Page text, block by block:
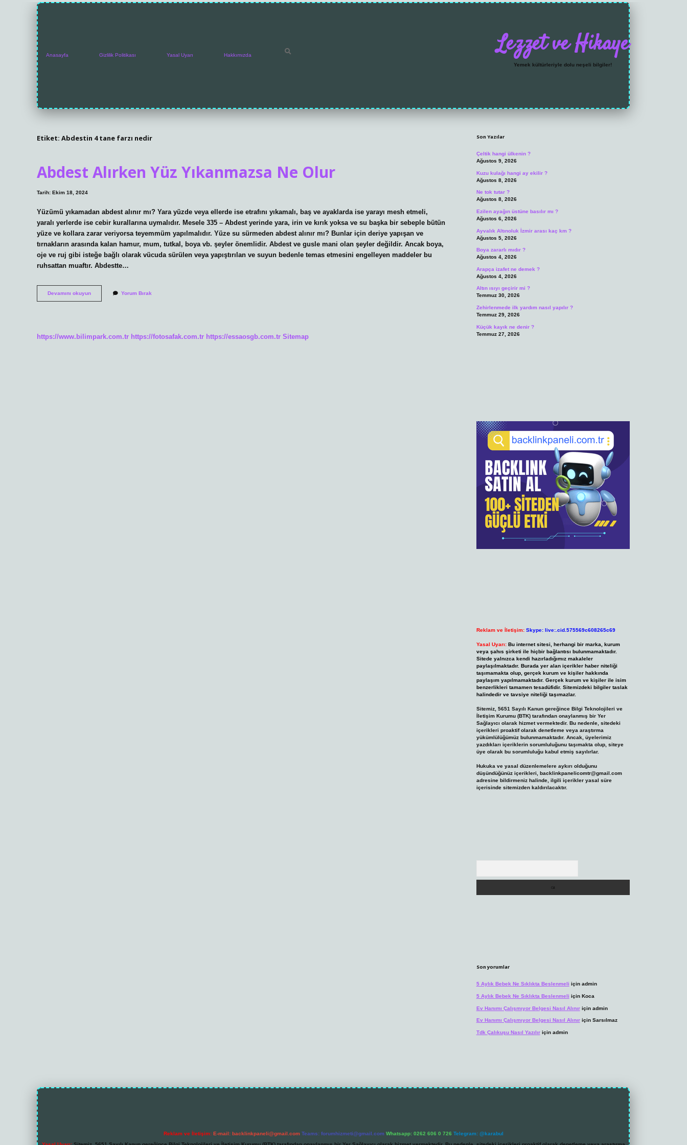
Anasayfa Gizlilik Politikası Yasal Uyarı Hakkımızda Lezzet ve Hikaye
Yemek kültürleriyle dolu neşeli bilgiler!
Etiket: Abdestin 4 tane farzı nedir
Abdest Alırken Yüz Yıkanmazsa Ne Olur
Tarih: Ekim 18, 2024
Yüzümü yıkamadan abdest alınır mı? Yara yüzde veya ellerde ise etrafını yıkamalı, baş ve ayaklarda ise yarayı mesh etmeli,
yaralı yerlerde ise cebir kurallarına uymalıdır. Mesele 335 – Abdest yerinde yara, irin ve kırık yoksa ve su başka bir sebeple bütün
yüze ve kollara zarar veriyorsa teyemmüm yapılmalıdır. Yüze su sürmeden abdest alınır mı? Bunlar için deriye yapışan ve
tırnakların arasında kalan hamur, mum, tutkal, boya vb. şeyler önemlidir. Abdest ve gusle mani olan şeyler değildir. Ancak boya,
oje ve ruj gibi isteğe bağlı olarak vücuda sürülen veya yapıştırılan ve suyun bedenle temas etmesini engelleyen maddeler bu
ruhsattan muaftır. Abdestte…
Devamını okuyunAbdest
Alırken
Yorum Bırak
https://www.bilimpark.com.tr https://fotosafak.com.tr https://essaosgb.com.tr Sitemap
Sidebar
Son Yazılar
Çeltik hangi ülkenin ?
Ağustos 9, 2026
Kuzu kulağı hangi ay ekilir ?
Ağustos 8, 2026
Ne tok tutar ?
Ağustos 8, 2026
Ezilen ayağın üstüne basılır mı ?
Ağustos 6, 2026
Ayvalık Altınoluk İzmir arası kaç km ?
Ağustos 5, 2026
Boya zararlı mıdır ?
Ağustos 4, 2026
Arapça izafet ne demek ?
Ağustos 4, 2026
Altın ısıyı geçirir mi ?
Temmuz 30, 2026
Zehirlenmede ilk yardım nasıl yapılır ?
Temmuz 29, 2026
Küçük kayık ne denir ?
Temmuz 27, 2026
Reklam ve İletişim: Skype: live:.cid.575569c608265c69
Yasal Uyarı: Bu internet sitesi, herhangi bir marka, kurum
veya şahıs şirketi ile hiçbir bağlantısı bulunmamaktadır.
Sitede yalnızca kendi hazırladığımız makaleler
paylaşılmaktadır. Burada yer alan içerikler haber niteliği
taşımamakta olup, gerçek kurum ve kişiler hakkında
paylaşım yapılmamaktadır. Gerçek kurum ve kişiler ile isim
benzerlikleri tamamen tesadüfidir. Sitemizdeki bilgiler taslak
halindedir ve tavsiye niteliği taşımazlar.
Sitemiz, 5651 Sayılı Kanun gereğince Bilgi Teknolojileri ve
İletişim Kurumu (BTK) tarafından onaylanmış bir Yer
Sağlayıcı olarak hizmet vermektedir. Bu nedenle, sitedeki
içerikleri proaktif olarak denetleme veya araştırma
yükümlülüğümüz bulunmamaktadır. Ancak, üyelerimiz
yazdıkları içeriklerin sorumluluğunu taşımakta olup, siteye
üye olarak bu sorumluluğu kabul etmiş sayılırlar.
Hukuka ve yasal düzenlemelere aykırı olduğunu
düşündüğünüz içerikleri, backlinkpanelicomtr@gmail.com
adresine bildirmeniz halinde, ilgili içerikler yasal süre
içerisinde sitemizden kaldırılacaktır.
Son yorumlar
5 Aylık Bebek Ne Sıklıkta Beslenmeli için admin
5 Aylık Bebek Ne Sıklıkta Beslenmeli için Koca
Ev Hanımı Çalışmıyor Belgesi Nasıl Alınıriçin admin
Ev Hanımı Çalışmıyor Belgesi Nasıl Alınıriçin Sarsılmaz
Tdk Çalıkuşu Nasıl Yazılıriçin admin
Reklam ve İletişim: E-mail: backlinkpaneli@gmail.com Teams: forumhizmeti@gmail.com Whatsapp: 0262 606 0 726 Telegram: @karabul